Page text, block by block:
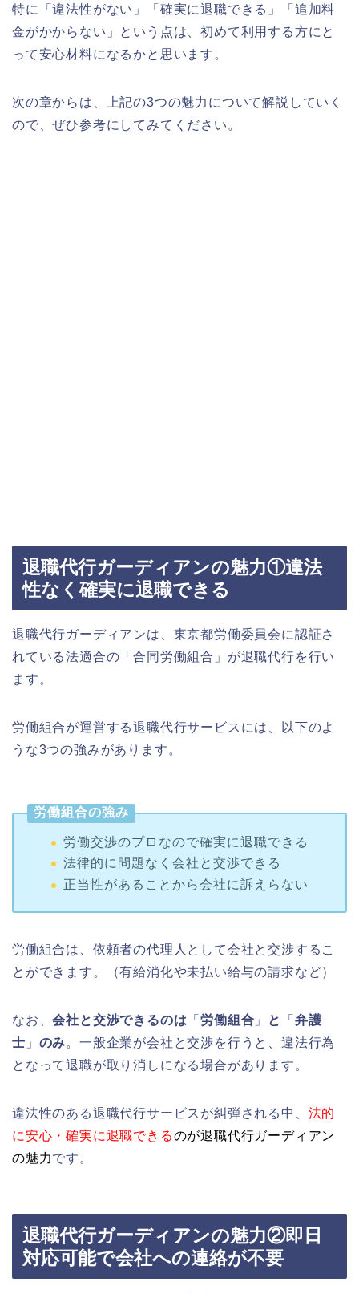
特に「違法性がない」「確実に退職できる」「追加料
金がかからない」という点は、初めて利用する方にと
って安心材料になるかと思います。
次の章からは、上記の3つの魅力について解説していく
ので、ぜひ参考にしてみてください。
退職代行ガーディアンの魅力①違法
性なく確実に退職できる
退職代行ガーディアンは、東京都労働委員会に認証さ
れている法適合の「合同労働組合」が退職代行を行い
ます。
労働組合が運営する退職代行サービスには、以下のよ
うな3つの強みがあります。
労働組合の強み
労働交渉のプロなので確実に退職できる
法律的に問題なく会社と交渉できる
正当性があることから会社に訴えらない
労働組合は、依頼者の代理人として会社と交渉するこ
とができます。（有給消化や未払い給与の請求など）
なお、会社と交渉できるのは 「労働組合 」 と 「 弁護
士 」 のみ。一般企業が会社と交渉を行うと、違法行為
となって退職が取り消しになる場合があります。
違法性のある退職代行サービスが糾弾される中、 法的
に安心・確実に退職できるのが退職代行ガーディアン
の魅力です。
退職代行ガーディアンの魅力②即日
対応可能で会社への連絡が不要